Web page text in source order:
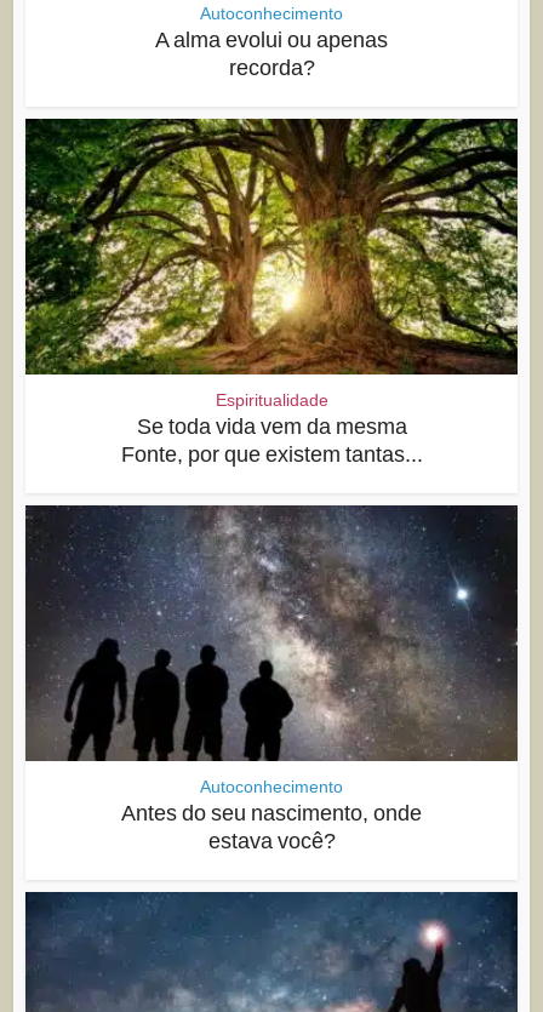
Autoconhecimento
A alma evolui ou apenas
recorda?
Espiritualidade
Se toda vida vem da mesma
Fonte, por que existem tantas...
Autoconhecimento
Antes do seu nascimento, onde
estava você?